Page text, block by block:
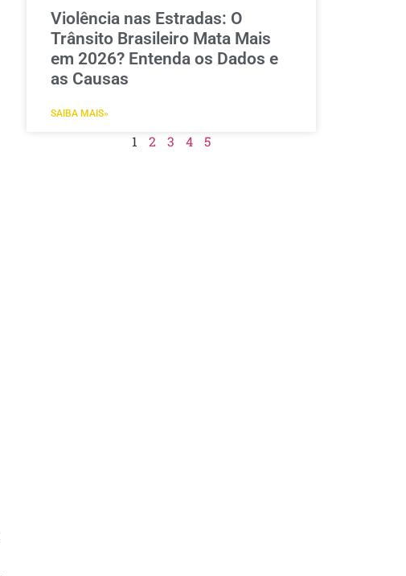
Violência nas Estradas: O
Trânsito Brasileiro Mata Mais
em 2026? Entenda os Dados e
as Causas
SAIBA MAIS»
1 2 3 4 5